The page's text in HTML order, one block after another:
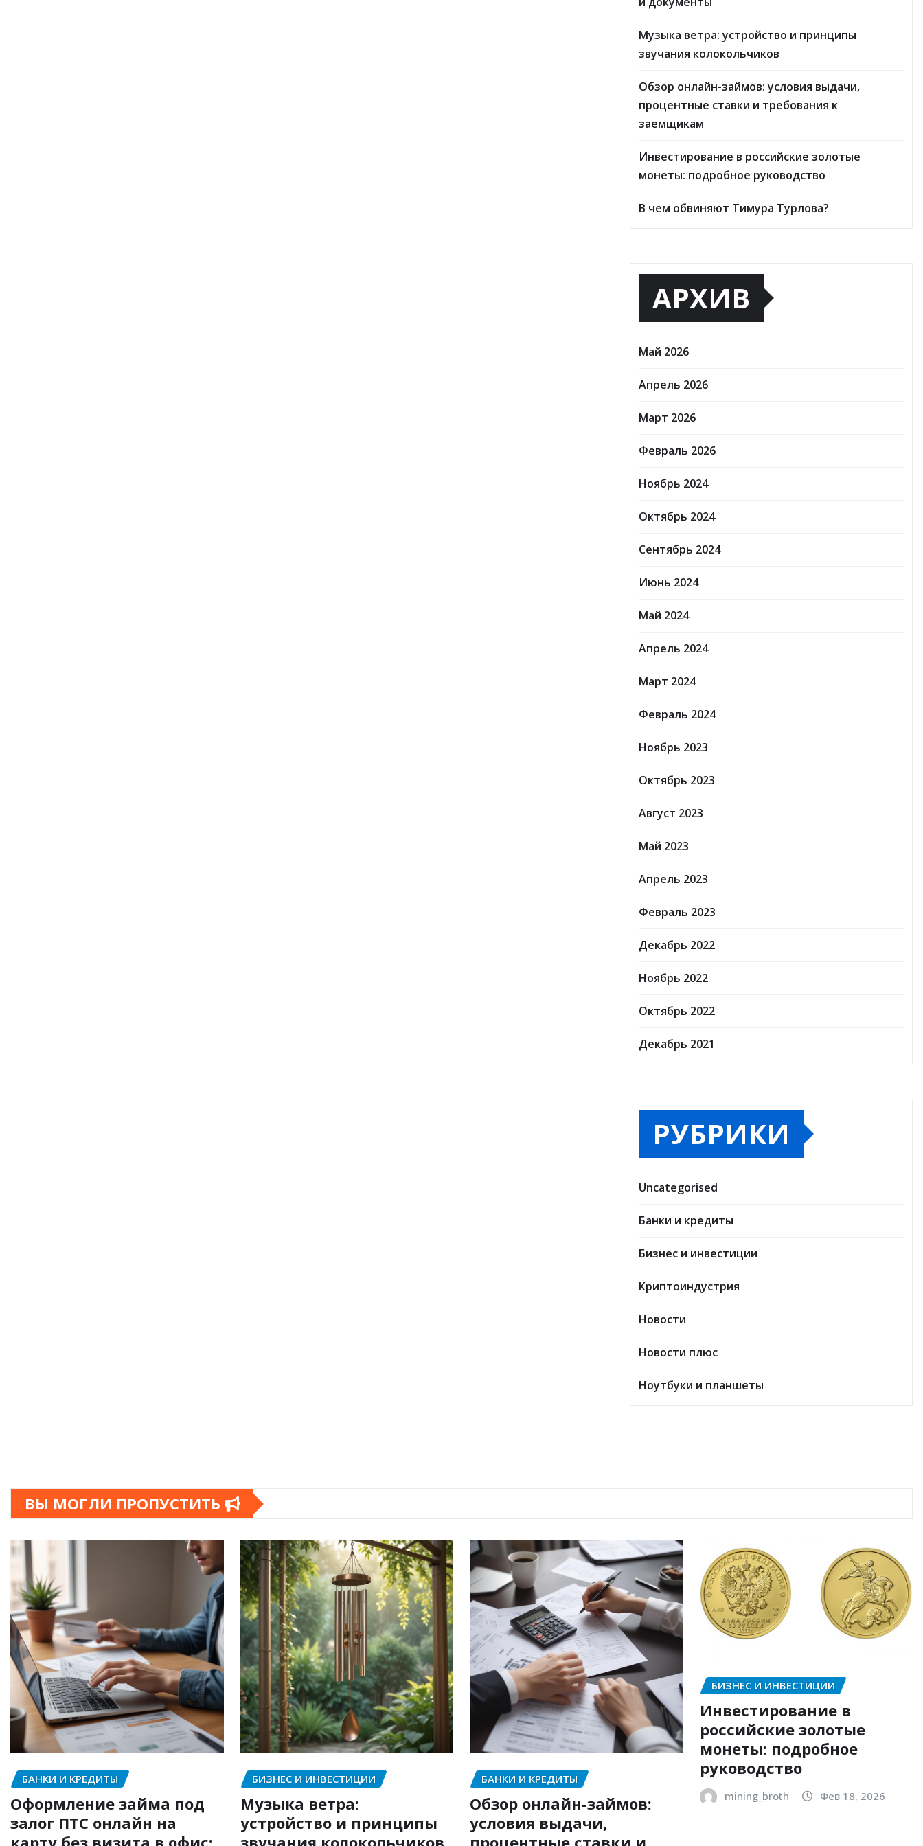
Музыка ветра: устройство и принципы
звучания колокольчиков
Обзор онлайн-займов: условия выдачи,
процентные ставки и требования к
заемщикам
Инвестирование в российские золотые
монеты: подробное руководство
В чем обвиняют Тимура Турлова?
АРХИВ
Май 2026
Апрель 2026
Март 2026
Февраль 2026
Ноябрь 2024
Октябрь 2024
Сентябрь 2024
Июнь 2024
Май 2024
Апрель 2024
Март 2024
Февраль 2024
Ноябрь 2023
Октябрь 2023
Август 2023
Май 2023
Апрель 2023
Февраль 2023
Декабрь 2022
Ноябрь 2022
Октябрь 2022
Декабрь 2021
РУБРИКИ
Uncategorised
Банки и кредиты
Бизнес и инвестиции
Криптоиндустрия
Новости
Новости плюс
Ноутбуки и планшеты
ВЫ МОГЛИ ПРОПУСТИТЬ
БАНКИ И КРЕДИТЫ
Оформление займа под
залог ПТС онлайн на
БИЗНЕС И ИНВЕСТИЦИИ
Музыка ветра:
устройство и принципы
БАНКИ И КРЕДИТЫ
Обзор онлайн-займов:
условия выдачи,
БИЗНЕС И ИНВЕСТИЦИИ
Инвестирование в
российские золотые
монеты: подробное
руководство
mining_broth Фев 18, 2026